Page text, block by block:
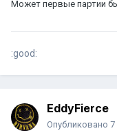
Может первые партии
:good:
EddyFierce
Опубликовано 7